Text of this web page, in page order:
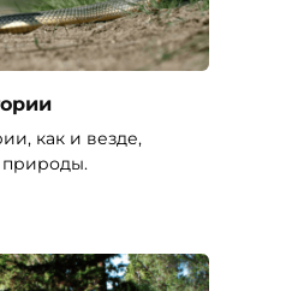
как и везде,
природы.